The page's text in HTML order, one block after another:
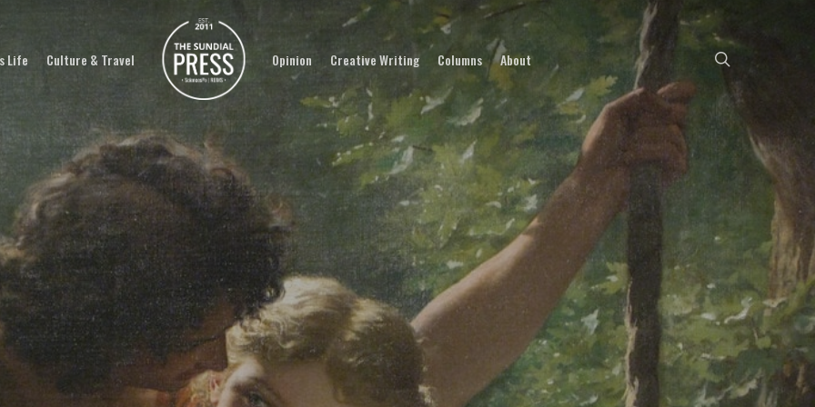
Life Culture & Travel Opinion Creative Writing Columns About